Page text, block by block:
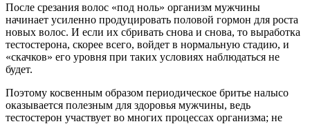
После срезания волос «под ноль» организм мужчины
начинает усиленно продуцировать половой гормон для роста
новых волос. И если их сбривать снова и снова, то выработка
тестостерона, скорее всего, войдет в нормальную стадию, и
«скачков» его уровня при таких условиях наблюдаться не
будет.
Поэтому косвенным образом периодическое бритье налысо
оказывается полезным для здоровья мужчины, ведь
тестостерон участвует во многих процессах организма; не